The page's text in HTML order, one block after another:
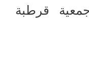
قرطبة